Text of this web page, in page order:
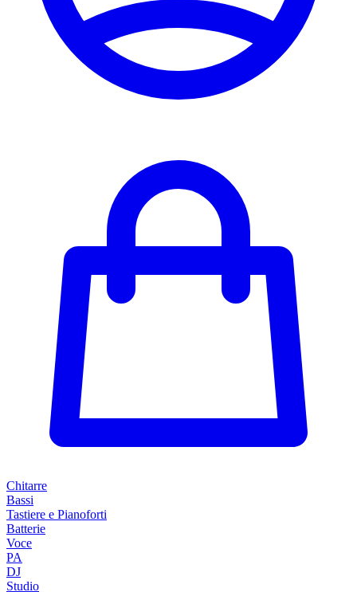
Chitarre
Bassi
Tastiere e Pianoforti
Batterie
Voce
PA
DJ
Studio